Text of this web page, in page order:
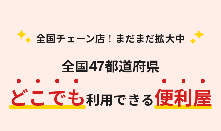
全国チェーン店！まだまだ拡大中
全国47都道府県
どこでも利用できる便利屋